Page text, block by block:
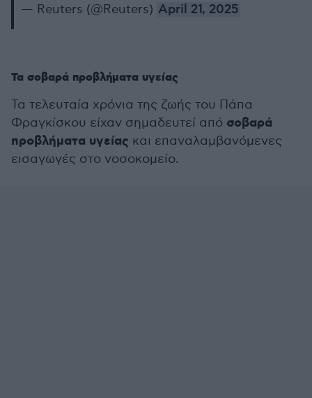
— Reuters (@Reuters) April 21, 2025
Τα σοβαρά προβλήματα υγείας
Τα τελευταία χρόνια της ζωής του Πάπα
Φραγκίσκου είχαν σημαδευτεί από σοβαρά
προβλήματα υγείας και επαναλαμβανόμενες
εισαγωγές στο νοσοκομείο.